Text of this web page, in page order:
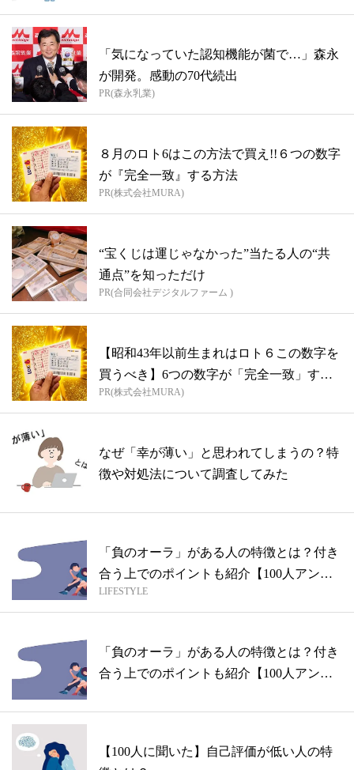
「気になっていた認知機能が菌で…」森永
が開発。感動の70代続出
PR(森永乳業)
８月のロト6はこの方法で買え!!６つの数字
が『完全一致』する方法
PR(株式会社MURA)
“宝くじは運じゃなかった”当たる人の“共
通点”を知っただけ
PR(合同会社デジタルファーム )
【昭和43年以前生まれはロト６この数字を
買うべき】6つの数字が「完全一致」する
方...
PR(株式会社MURA)
なぜ「幸が薄い」と思われてしまうの？特
徴や対処法について調査してみた
「負のオーラ」がある人の特徴とは？付き
合う上でのポイントも紹介【100人アンケ
ー...
LIFESTYLE
「負のオーラ」がある人の特徴とは？付き
合う上でのポイントも紹介【100人アンケ
【100人に聞いた】自己評価が低い人の特